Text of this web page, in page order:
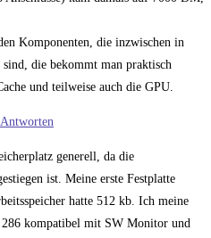
Komponenten, die inzwischen in
sind, die bekommt man praktisch
und teilweise auch die GPU.
Antworten
generell, da die
ist. Meine erste Festplatte
hatte 512 kb. Ich meine
kompatibel mit SW Monitor und